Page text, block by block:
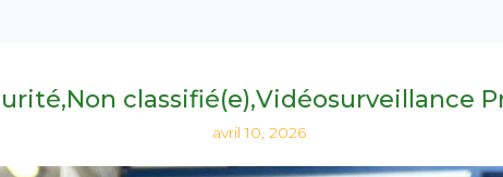
Non classifié(e) Vidéosurveillance
avril 10, 2026